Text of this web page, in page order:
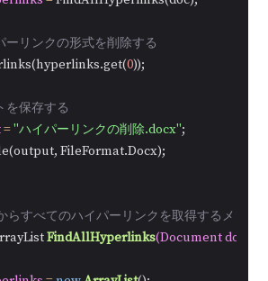
ーリンクの形式を削除する
0));
を保存する
="ハイパーリンクの削除.docx";
FileFormat.Docx);
らすべてのハイパーリンクを取得するメソ
FindAllHyperlinks(Document